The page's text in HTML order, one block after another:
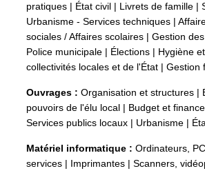
pratiques
État civil Livrets de famille
Urbanisme - Services techniques
sociales / Affaires scolaires
Gestion
Police municipale
Élections Hygiène
collectivités locales et de l'État
Gestion
Ouvrages : Organisation et structures
pouvoirs de l'élu local
Budget et
Services publics locaux
Urbanisme
Matériel informatique : Ordinateurs,
services
Imprimantes Scanners,